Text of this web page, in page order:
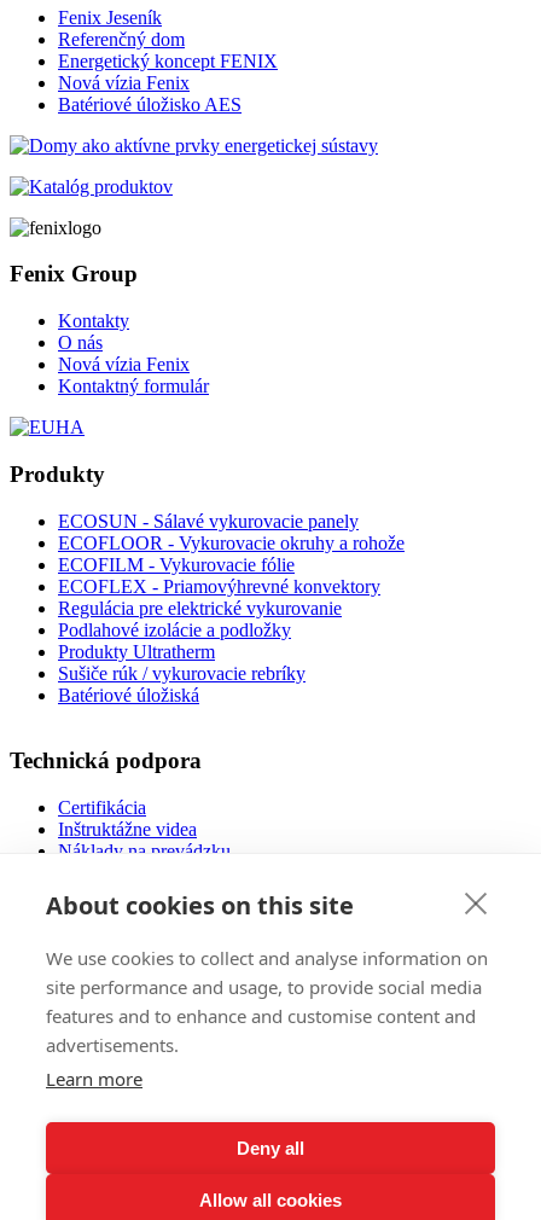
Fenix Jeseník
Referenčný dom
Energetický koncept FENIX
Nová vízia Fenix
Batériové úložisko AES
Fenix Group
Kontakty
O nás
Nová vízia Fenix
Kontaktný formulár
Produkty
ECOSUN - Sálavé vykurovacie panely
ECOFLOOR - Vykurovacie okruhy a rohože
ECOFILM - Vykurovacie fólie
ECOFLEX - Priamovýhrevné konvektory
Regulácia pre elektrické vykurovanie
Podlahové izolácie a podložky
Produkty Ultratherm
Sušiče rúk / vykurovacie rebríky
Batériové úložiská
Technická podpora
Certifikácia
Inštruktážne videa
Náklady na prevádzku
Návrh podlahového vykurovania
Súbory na stiahnutie
Nízkoenergetické domy
Predaj
E-Shop
Zahraničné trhy
Všeobecné obchodné podmienky
Ochrana osobných údajov
About cookies on this site
We use cookies to collect and analyse information on
site performance and usage, to provide social media
features and to enhance and customise content and
advertisements.
Learn more
Deny all
Allow all cookies